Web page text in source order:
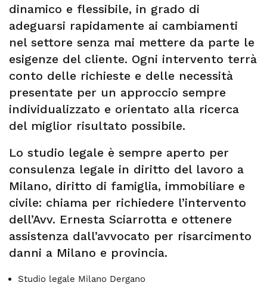
dinamico e flessibile, in grado di
adeguarsi rapidamente ai cambiamenti
nel settore senza mai mettere da parte le
esigenze del cliente. Ogni intervento terrà
conto delle richieste e delle necessità
presentate per un approccio sempre
individualizzato e orientato alla ricerca
del miglior risultato possibile.
Lo studio legale è sempre aperto per
consulenza legale in diritto del lavoro a
Milano, diritto di famiglia, immobiliare e
civile: chiama per richiedere l’intervento
dell’Avv. Ernesta Sciarrotta e ottenere
assistenza dall’avvocato per risarcimento
danni a Milano e provincia.
Studio legale Milano Dergano